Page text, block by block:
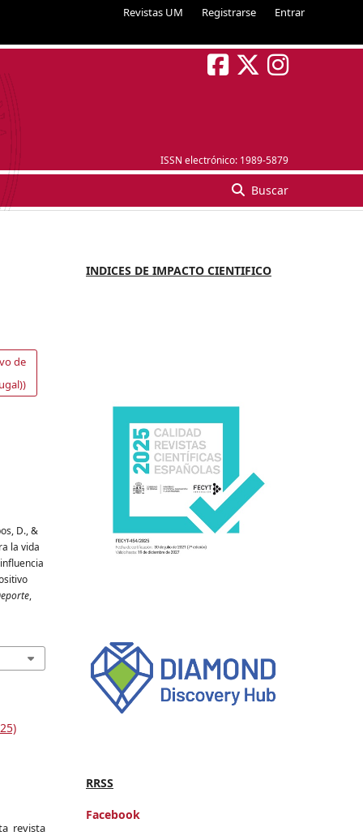
Revistas UM Registrarse Entrar
ISSN electrónico: 1989-5879
Buscar
de
D., &
la vida
,
revista
INDICES DE IMPACTO CIENTIFICO
RRSS
Facebook